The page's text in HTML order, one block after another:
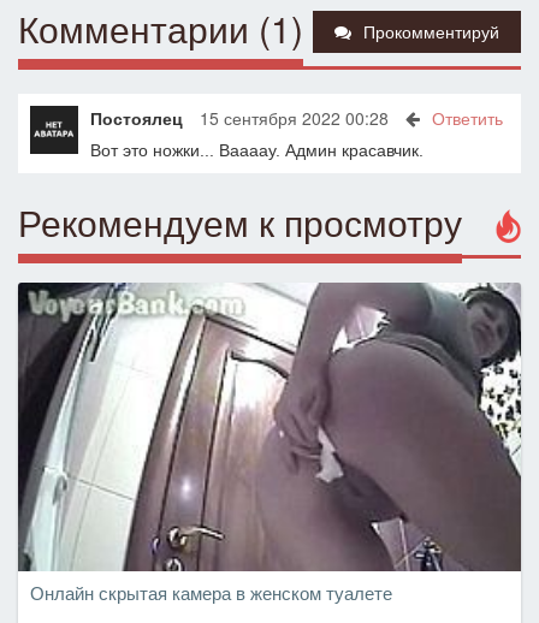
Комментарии (1) Прокомментируй
Постоялец 15 сентября 2022 00:28 Ответить
Вот это ножки... Ваааау. Админ красавчик.
Рекомендуем к просмотру
Онлайн скрытая камера в женском туалете